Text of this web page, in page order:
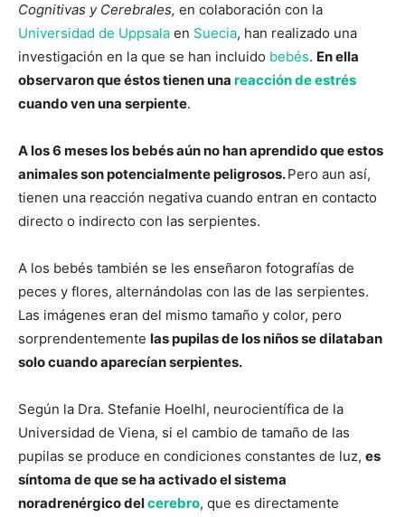
Cognitivas y Cerebrales, en colaboración con la
Universidad de Uppsala en Suecia, han realizado una
investigación en la que se han incluido bebés. En ella
observaron que éstos tienen una reacción de estrés
cuando ven una serpiente.
A los 6 meses los bebés aún no han aprendido que estos
animales son potencialmente peligrosos.Pero aun así,
tienen una reacción negativa cuando entran en contacto
directo o indirecto con las serpientes.
A los bebés también se les enseñaron fotografías de
peces y flores, alternándolas con las de las serpientes.
Las imágenes eran del mismo tamaño y color, pero
sorprendentemente las pupilas de los niños se dilataban
solo cuando aparecían serpientes.
Según la Dra. Stefanie Hoelhl, neurocientífica de la
Universidad de Viena, si el cambio de tamaño de las
pupilas se produce en condiciones constantes de luz, es
síntoma de que se ha activado el sistema
noradrenérgico delcerebro, que es directamente